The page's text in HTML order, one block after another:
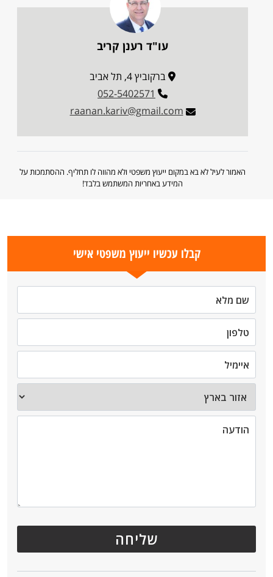
עו"ד רענן קריב
ברקוביץ 4, תל אביב
052-5402571
raanan.kariv@gmail.com
האמור לעיל לא בא במקום ייעוץ משפטי ולא מהווה לו תחליף. ההסתמכות על
המידע באחריות המשתמש בלבד!
קבלו עכשיו ייעוץ משפטי אישי